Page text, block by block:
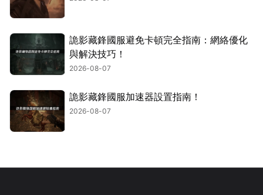
詭影藏鋒國服避免卡頓完全指南：網絡優化
與解決技巧！
2026-08-07
詭影藏鋒國服加速器設置指南！
2026-08-07